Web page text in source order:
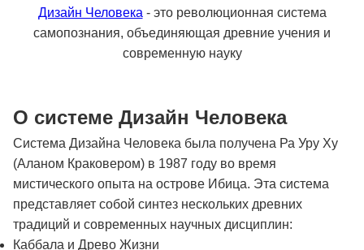
Дизайн Человека - это революционная система
самопознания, объединяющая древние учения и
современную науку
О системе Дизайн Человека
Система Дизайна Человека была получена Ра Уру Ху
(Аланом Краковером) в 1987 году во время
мистического опыта на острове Ибица. Эта система
представляет собой синтез нескольких древних
традиций и современных научных дисциплин:
Каббала и Древо Жизни